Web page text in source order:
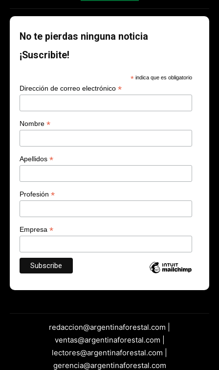
No te pierdas ninguna noticia
¡Suscribite!
* indica que es obligatorio
Dirección de correo electrónico *
Nombre *
Apellidos *
Profesión *
Empresa *
redaccion@argentinaforestal.com |
ventas@argentinaforestal.com |
lectores@argentinaforestal.com |
gerencia@argentinaforestal.com